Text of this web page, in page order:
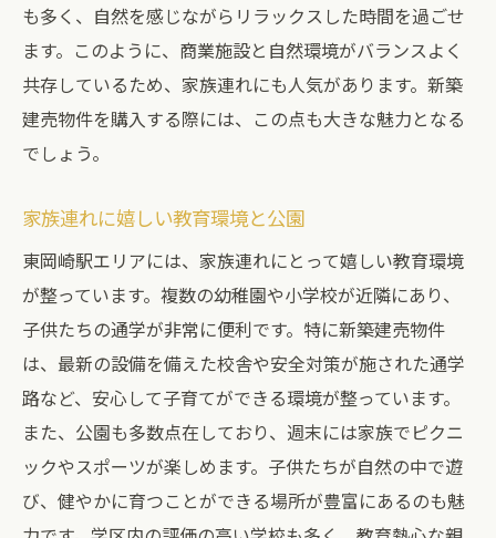
周辺の主要商業施設とその特徴
通勤・通学に便利なエリア
生活に役立つ施設の充実度
買い物や外食に便利なスポット
新築建売の資産価値東岡崎駅エリアでの将来性
資産価値の高い新築建売の特徴
東岡崎駅エリアの将来価値を見極める
地域の発展と資産価値の関連性
新築建売物件の将来的な売却価値
長期的な視点で見る不動産投資
不動産市場の動向とその影響
東岡崎駅エリア家族に優しい新築建売物件の特
徴
も多く、自然を感じながらリラックスした時間を過ごせ
ます。このように、商業施設と自然環境がバランスよく
共存しているため、家族連れにも人気があります。新築
建売物件を購入する際には、この点も大きな魅力となる
でしょう。
家族連れに嬉しい教育環境と公園
東岡崎駅エリアには、家族連れにとって嬉しい教育環境
が整っています。複数の幼稚園や小学校が近隣にあり、
子供たちの通学が非常に便利です。特に新築建売物件
は、最新の設備を備えた校舎や安全対策が施された通学
路など、安心して子育てができる環境が整っています。
また、公園も多数点在しており、週末には家族でピクニ
ックやスポーツが楽しめます。子供たちが自然の中で遊
び、健やかに育つことができる場所が豊富にあるのも魅